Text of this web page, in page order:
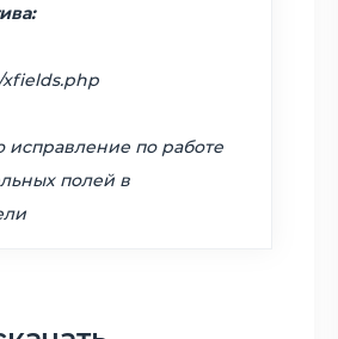
исправление по работе
полей в